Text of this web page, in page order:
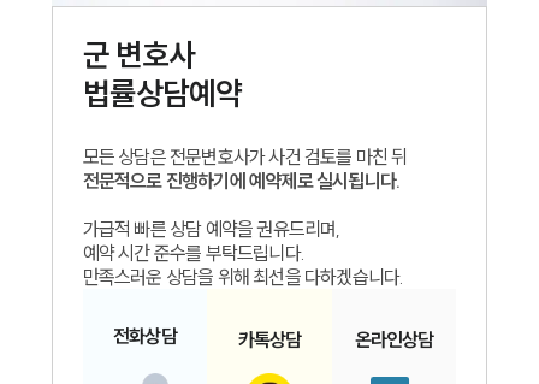
군변호사
법률상담예약
모든 상담은 전문변호사가 사건 검토를 마친 뒤
전문적으로 진행하기에 예약제로 실시됩니다.
가급적 빠른 상담 예약을 권유드리며,
예약 시간 준수를 부탁드립니다.
만족스러운 상담을 위해 최선을 다하겠습니다.
전화상담 카톡상담 온라인상담